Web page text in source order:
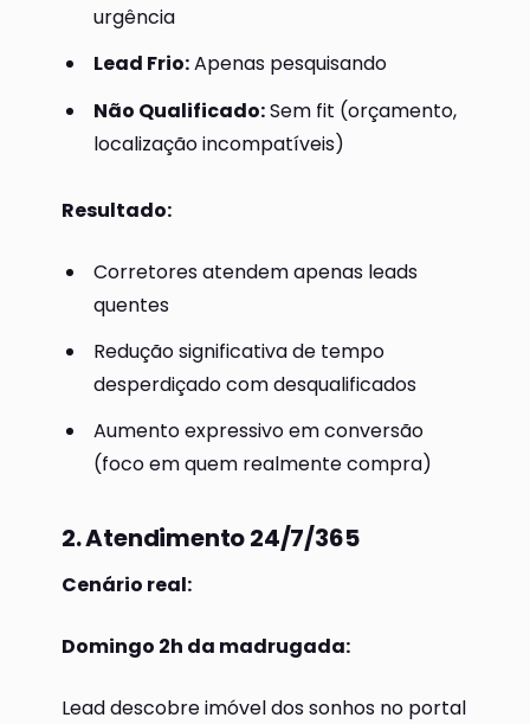
urgência
Lead Frio:Apenas pesquisando
Não Qualificado:Sem fit (orçamento,
localização incompatíveis)
Resultado:
Corretores atendem apenas leads
quentes
Redução significativa de tempo
desperdiçado com desqualificados
Aumento expressivo em conversão
(foco em quem realmente compra)
2. Atendimento 24/7/365
Cenário real:
Domingo 2h da madrugada:
Lead descobre imóvel dos sonhos no portal